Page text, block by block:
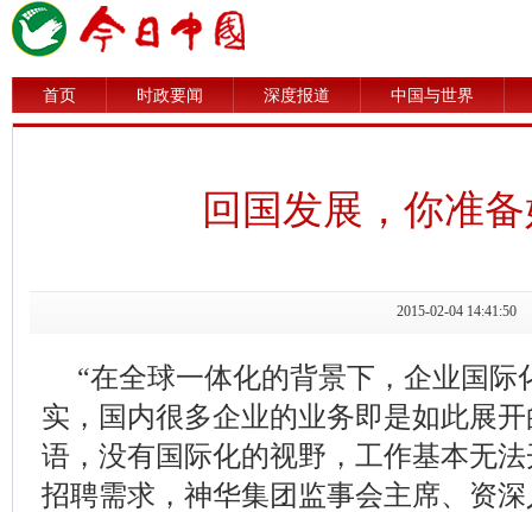
首页 时政要闻 深度报道 中国与世界
回国发展，你准
2015-02-04
“在全球一体化的背景下，企业国际
实，国内很多企业的业务即是如此展
语，没有国际化的视野，工作基本无
招聘需求，神华集团监事会主席、资